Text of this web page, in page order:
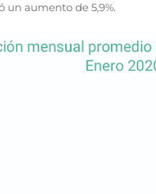
un aumento de 5,9%.